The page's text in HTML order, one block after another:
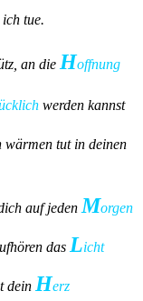
tue.
an die Hoffnung
werden kannst
tut in deinen
auf jeden Morgen
das Licht
dein Herz